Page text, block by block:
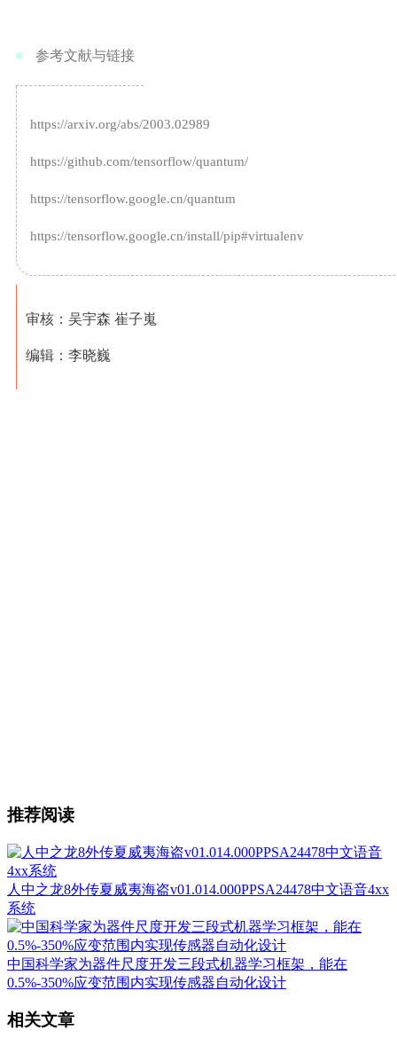
参考文献与链接
https://arxiv.org/abs/2003.02989
https://github.com/tensorflow/quantum/
https://tensorflow.google.cn/quantum
https://tensorflow.google.cn/install/pip#virtualenv
审核：吴宇森 崔子嵬
编辑：李晓巍
推荐阅读
人中之龙8外传夏威夷海盗v01.014.000PPSA24478中文语音4xx
系统
中国科学家为器件尺度开发三段式机器学习框架，能在
0.5%-350%应变范围内实现传感器自动化设计
相关文章